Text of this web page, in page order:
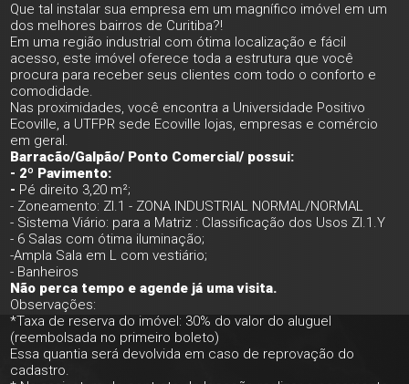
Que tal instalar sua empresa em um magnífico imóvel em um
dos melhores bairros de Curitiba?!
Em uma região industrial com ótima localização e fácil
acesso, este imóvel oferece toda a estrutura que você
procura para receber seus clientes com todo o conforto e
comodidade.
Nas proximidades, você encontra a Universidade Positivo
Ecoville, a UTFPR sede Ecoville lojas, empresas e comércio
em geral.
Barracão/Galpão/ Ponto Comercial/ possui:
- 2º Pavimento:
- Pé direito 3,20 m²;
- Zoneamento: ZI.1 - ZONA INDUSTRIAL NORMAL/NORMAL
- Sistema Viário: para a Matriz : Classificação dos Usos ZI.1.Y
- 6 Salas com ótima iluminação;
-Ampla Sala em L com vestiário;
- Banheiros
Não perca tempo e agende já uma visita.
Observações:
*Taxa de reserva do imóvel: 30% do valor do aluguel
(reembolsada no primeiro boleto)
Essa quantia será devolvida em caso de reprovação do
cadastro.